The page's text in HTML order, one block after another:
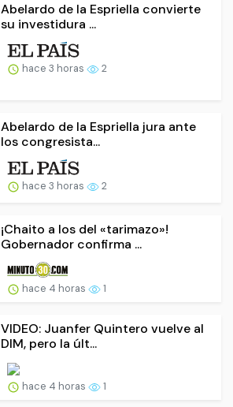
Abelardo de la Espriella convierte
su investidura ...
hace 3 horas 2
Abelardo de la Espriella jura ante
los congresista...
hace 3 horas 2
¡Chaito a los del «tarimazo»!
Gobernador confirma ...
hace 4 horas 1
VIDEO: Juanfer Quintero vuelve al
DIM, pero la últ...
hace 4 horas 1